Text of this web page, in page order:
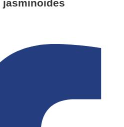
jasminoides